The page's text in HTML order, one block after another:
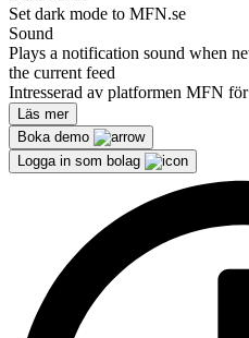
Set dark mode to MFN.se
Sound
Plays a notification sound when
the current feed
Intresserad av platformen MFN
Läs mer
Boka demo
Logga in som bolag